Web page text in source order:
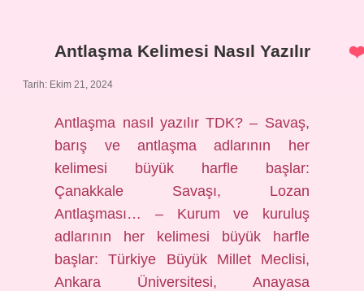
Antlaşma Kelimesi Nasıl Yazılır
Tarih: Ekim 21, 2024
Antlaşma nasıl yazılır TDK? – Savaş,
barış ve antlaşma adlarının her
kelimesi büyük harfle başlar:
Çanakkale Savaşı, Lozan
Antlaşması… – Kurum ve kuruluş
adlarının her kelimesi büyük harfle
başlar: Türkiye Büyük Millet Meclisi,
Ankara Üniversitesi, Anayasa